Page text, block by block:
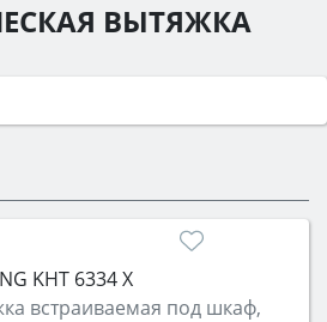
ВЫТЯЖКА
KHT 6334 X
встраиваемая под шкаф,